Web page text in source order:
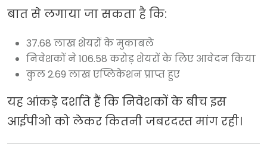
बात से लगाया जा सकता है कि:
37.68 लाख शेयरों के मुकाबले
निवेशकों ने 106.58 करोड़ शेयरों के लिए आवेदन किया
कुल 2.69 लाख एप्लिकेशन प्राप्त हुए
यह आंकड़े दर्शाते हैं कि निवेशकों के बीच इस
आईपीओ को लेकर कितनी जबरदस्त मांग रही।